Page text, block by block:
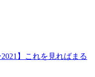
】これを見ればまる